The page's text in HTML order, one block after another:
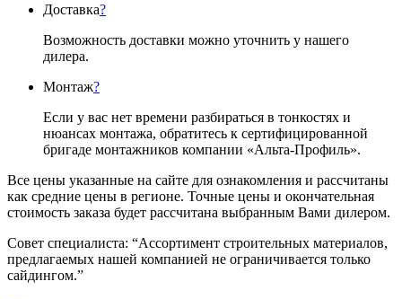
Доставка?
Возможность доставки можно уточнить у нашего
дилера.
Монтаж?
Если у вас нет времени разбираться в тонкостях и
нюансах монтажа, обратитесь к сертифицированной
бригаде монтажников компании «Альта-Профиль».
Все цены указанные на сайте для ознакомления и рассчитаны
как средние цены в регионе. Точные цены и окончательная
стоимость заказа будет рассчитана выбранным Вами дилером.
Совет специалиста: “Ассортимент строительных материалов,
предлагаемых нашей компанией не ограничивается только
сайдингом.”